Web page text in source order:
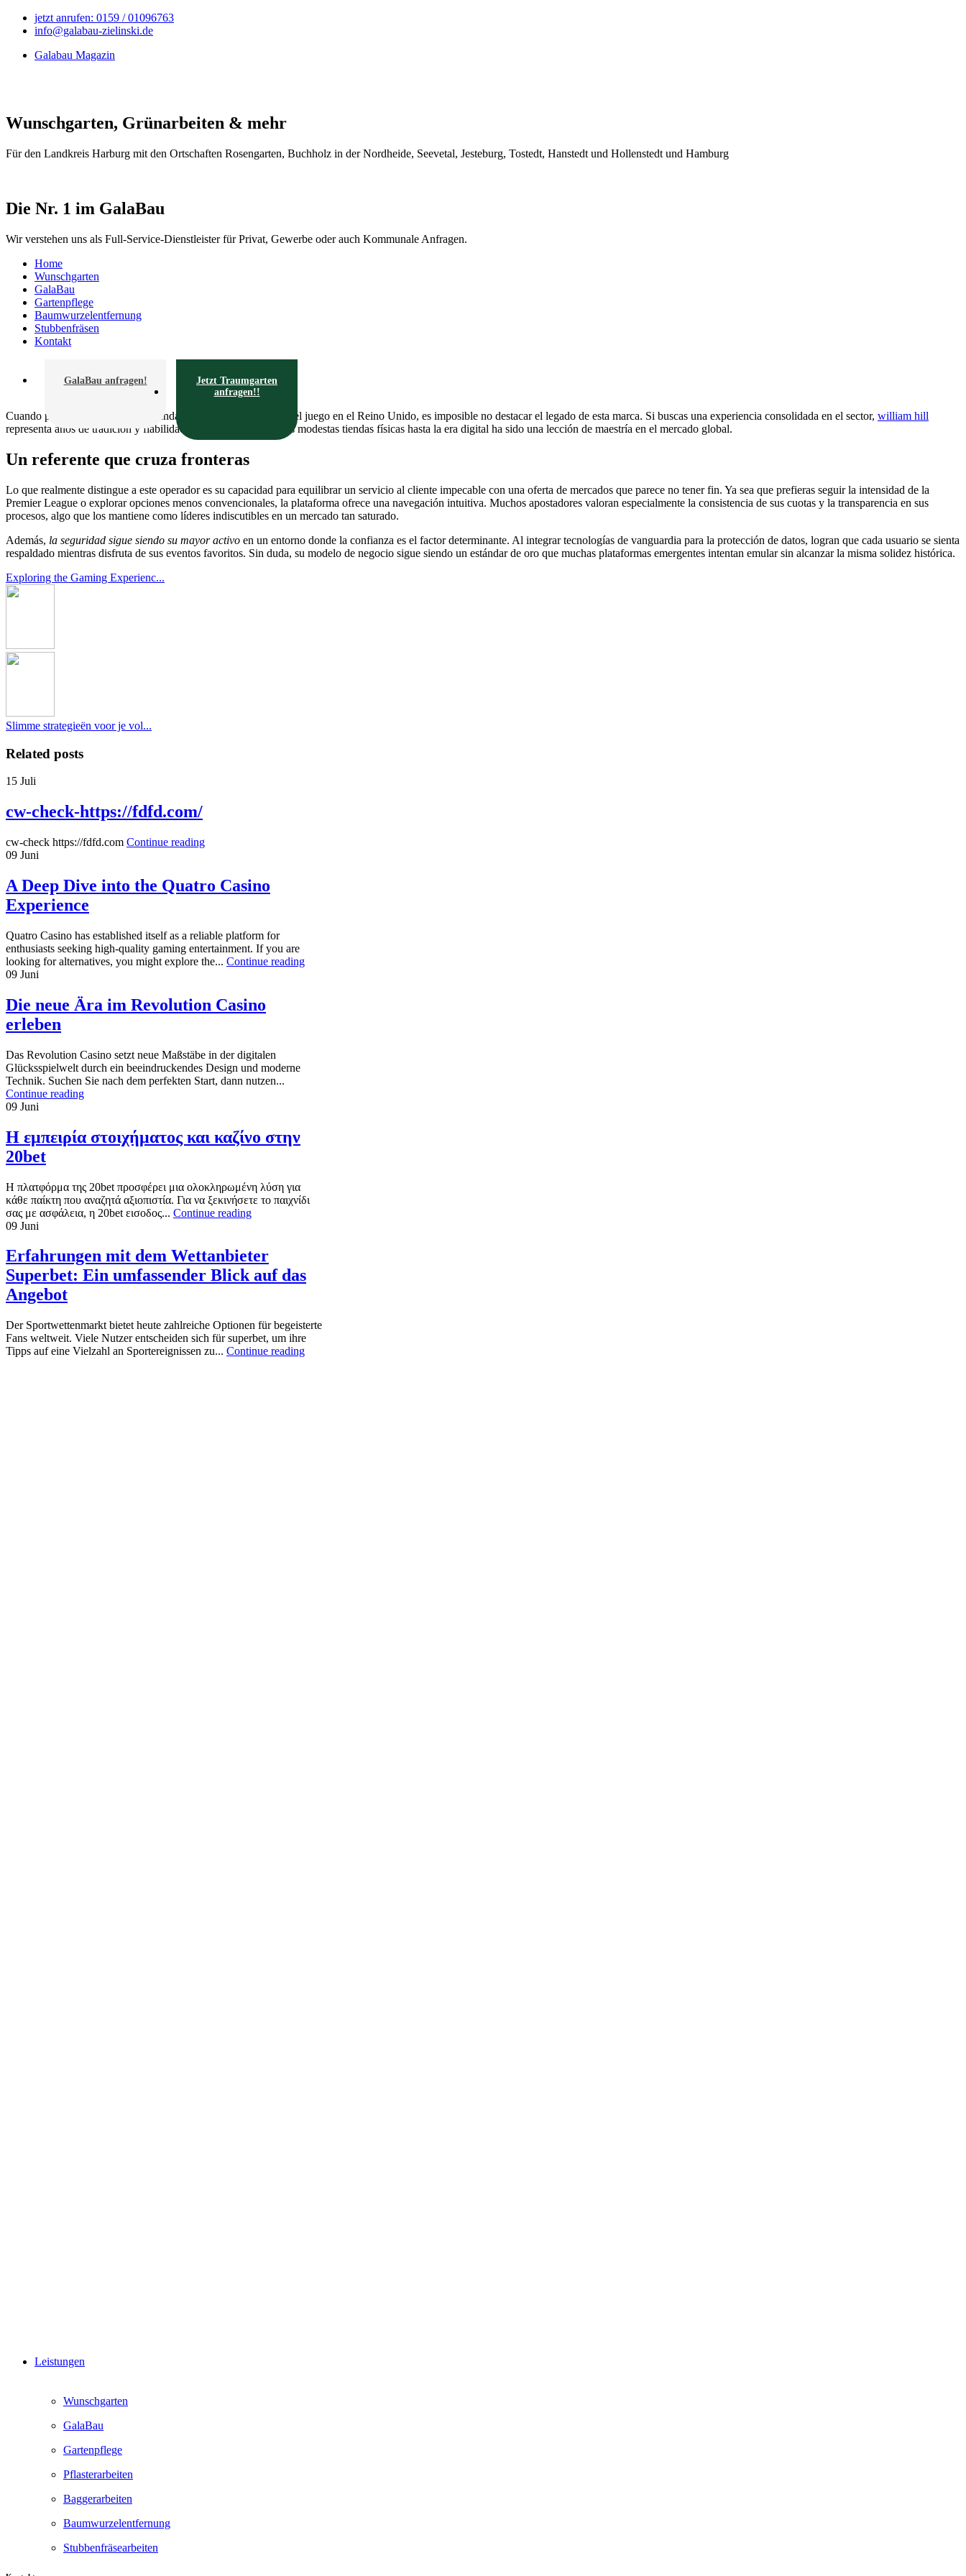
jetzt anrufen: 0159 / 01096763
info@galabau-zielinski.de
Galabau Magazin
Wunschgarten, Grünarbeiten & mehr
Für den Landkreis Harburg mit den Ortschaften Rosengarten, Buchholz in der Nordheide, Seevetal, Jesteburg, Tostedt, Hanstedt und Hollenstedt und Hamburg
Die Nr. 1 im GalaBau
Wir verstehen uns als Full-Service-Dienstleister für Privat, Gewerbe oder auch Kommunale Anfragen.
Home
Wunschgarten
GalaBau
Gartenpflege
Baumwurzelentfernung
Stubbenfräsen
Kontakt
GalaBau anfragen!
Jetzt Traumgarten
anfragen!!
Cuando pensamos en los pilares fundamentales de la industria del juego en el Reino Unido, es imposible no destacar el legado de esta marca. Si buscas una experiencia consolidada en el sector, william hill
representa años de tradición y fiabilidad. Su evolución desde las modestas tiendas físicas hasta la era digital ha sido una lección de maestría en el mercado global.
Un referente que cruza fronteras
Lo que realmente distingue a este operador es su capacidad para equilibrar un servicio al cliente impecable con una oferta de mercados que parece no tener fin. Ya sea que prefieras seguir la intensidad de la
Premier League o explorar opciones menos convencionales, la plataforma ofrece una navegación intuitiva. Muchos apostadores valoran especialmente la consistencia de sus cuotas y la transparencia en sus
procesos, algo que los mantiene como líderes indiscutibles en un mercado tan saturado.
Además, la seguridad sigue siendo su mayor activo en un entorno donde la confianza es el factor determinante. Al integrar tecnologías de vanguardia para la protección de datos, logran que cada usuario se sienta
respaldado mientras disfruta de sus eventos favoritos. Sin duda, su modelo de negocio sigue siendo un estándar de oro que muchas plataformas emergentes intentan emular sin alcanzar la misma solidez histórica.
Exploring the Gaming Experienc...
Slimme strategieën voor je vol...
Related posts
15 Juli
cw-check-https://fdfd.com/
cw-check https://fdfd.com Continue reading
09 Juni
A Deep Dive into the Quatro Casino
Experience
Quatro Casino has established itself as a reliable platform for
enthusiasts seeking high-quality gaming entertainment. If you are
looking for alternatives, you might explore the... Continue reading
09 Juni
Die neue Ära im Revolution Casino
erleben
Das Revolution Casino setzt neue Maßstäbe in der digitalen
Glücksspielwelt durch ein beeindruckendes Design und moderne
Technik. Suchen Sie nach dem perfekten Start, dann nutzen...
Continue reading
09 Juni
Η εμπειρία στοιχήματος και καζίνο στην
20bet
Η πλατφόρμα της 20bet προσφέρει μια ολοκληρωμένη λύση για
κάθε παίκτη που αναζητά αξιοπιστία. Για να ξεκινήσετε το παιχνίδι
σας με ασφάλεια, η 20bet εισοδος... Continue reading
09 Juni
Erfahrungen mit dem Wettanbieter
Superbet: Ein umfassender Blick auf das
Angebot
Der Sportwettenmarkt bietet heute zahlreiche Optionen für begeisterte
Fans weltweit. Viele Nutzer entscheiden sich für superbet, um ihre
Tipps auf eine Vielzahl an Sportereignissen zu... Continue reading
Leistungen
Wunschgarten
GalaBau
Gartenpflege
Pflasterarbeiten
Baggerarbeiten
Baumwurzelentfernung
Stubbenfräsearbeiten